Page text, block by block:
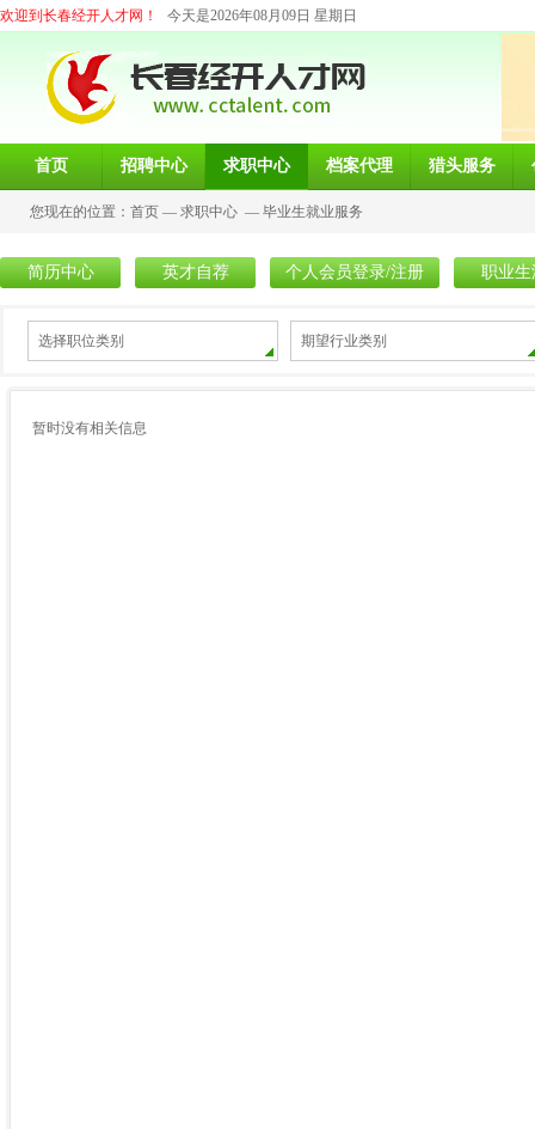
欢迎到长春经开人才网！ 今天是2026年08月09日 星期日
首页 招聘中心 求职中心 档案代理 猎头服务
您现在的位置： 首页 — 求职中心 — 毕业生就业服务
简历中心 英才自荐 个人会员登录/注册 职业生
选择职位类别 期望行业类别
暂时没有相关信息